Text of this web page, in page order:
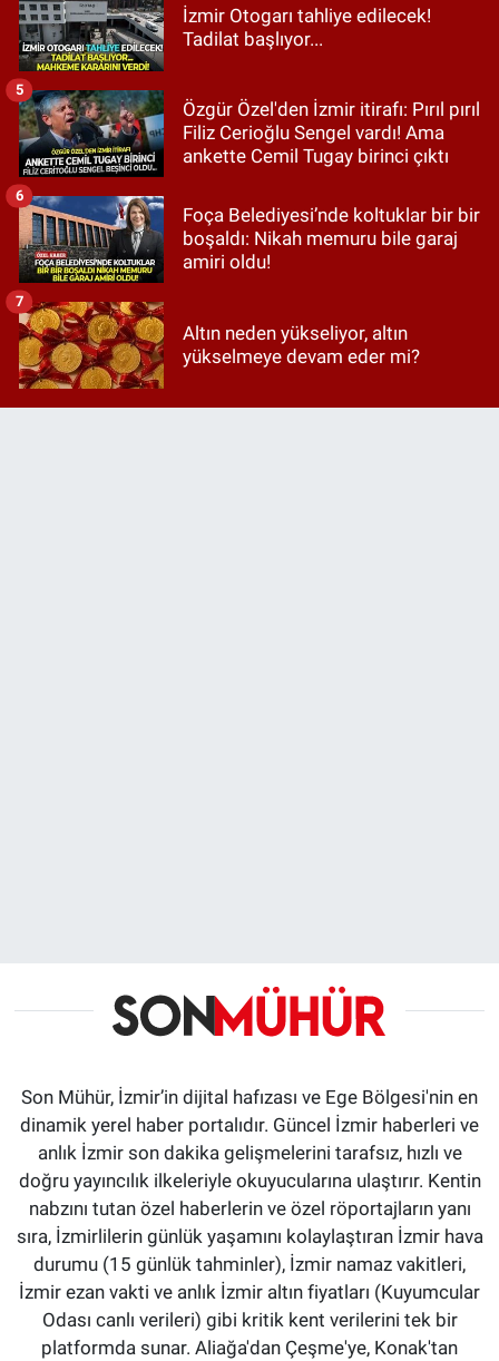
İzmir Otogarı tahliye edilecek!
Tadilat başlıyor...
Özgür Özel'den İzmir itirafı: Pırıl pırıl
Filiz Cerioğlu Sengel vardı! Ama
ankette Cemil Tugay birinci çıktı
5
Foça Belediyesi’nde koltuklar bir bir
boşaldı: Nikah memuru bile garaj
amiri oldu!
6
Altın neden yükseliyor, altın
yükselmeye devam eder mi?
7
Son Mühür, İzmir’in dijital hafızası ve Ege Bölgesi'nin en
dinamik yerel haber portalıdır. Güncel İzmir haberleri ve
anlık İzmir son dakika gelişmelerini tarafsız, hızlı ve
doğru yayıncılık ilkeleriyle okuyucularına ulaştırır. Kentin
nabzını tutan özel haberlerin ve özel röportajların yanı
sıra, İzmirlilerin günlük yaşamını kolaylaştıran İzmir hava
durumu (15 günlük tahminler), İzmir namaz vakitleri,
İzmir ezan vakti ve anlık İzmir altın fiyatları (Kuyumcular
Odası canlı verileri) gibi kritik kent verilerini tek bir
platformda sunar. Aliağa'dan Çeşme'ye, Konak'tan